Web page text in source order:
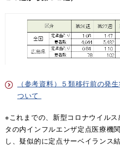
（参考資料）５類移行前の発
ついて
※これまでの、新型コロナウイル
タの内インフルエンザ定点医療機
し、疑似的に定点サーベイランス